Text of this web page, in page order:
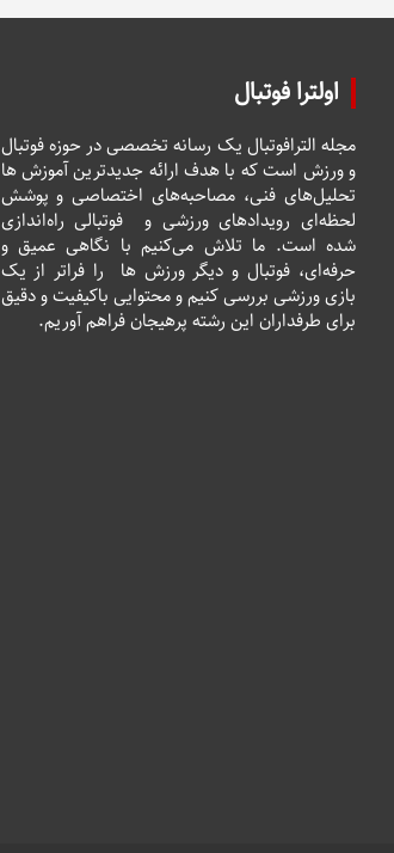
اولترا فوتبال
مجله الترافوتبال یک رسانه تخصصی در حوزه فوتبال
و ورزش است که با هدف ارائه جدیدترین آموزش ها
تحلیل‌های فنی، مصاحبه‌های اختصاصی و پوشش
لحظه‌ای رویدادهای ورزشی و فوتبالی راه‌اندازی
شده است. ما تلاش می‌کنیم با نگاهی عمیق و
حرفه‌ای، فوتبال و دیگر ورزش ها را فراتر از یک
بازی ورزشی بررسی کنیم و محتوایی باکیفیت و دقیق
برای طرفداران این رشته پرهیجان فراهم آوریم.